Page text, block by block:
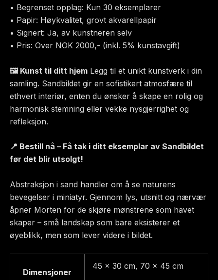
• Begrenset opplag: Kun 30 eksemplarer
• Papir: Høykvalitet, grovt akvarellpapir
• Signert: Ja, av kunstneren selv
• Pris: Over NOK 2000,- (inkl. 5% kunstavgift)
🖼 Kunst til ditt hjem Legg til et unikt kunstverk i din
samling. Sandbildet gir en sofistikert atmosfære til
ethvert interiør, enten du ønsker å skape en rolig og
harmonisk stemning eller vekke nysgjerrighet og
refleksjon.
📍 Bestill nå – Få tak i ditt eksemplar av Sandbildet
før det blir utsolgt!
Abstraksjon i sand handler om å se naturens
bevegelser i miniatyr. Gjennom lys, utsnitt og nærvær
åpner Morten for de skjøre mønstrene som havet
skaper – små landskap som bare eksisterer et
øyeblikk, men som lever videre i bildet.
Dimensjoner
45 x 30 cm, 70 x 45 cm